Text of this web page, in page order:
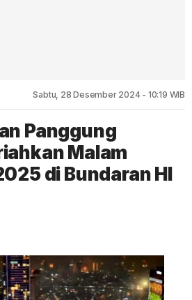
Sabtu, 28 Desember 2024 - 10:19 WIB
Panggung
Malam
di Bundaran HI